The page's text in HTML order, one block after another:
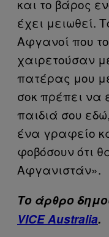
και το βάρος
έχει μειωθεί.
Αφγανοί που
χαιρετούσαν
πατέρας μου
σοκ πρέπει να
παιδιά σου
ένα γραφείο
φοβόσουν ότι
Αφγανιστάν».
Το άρθρο
VICE Australia.